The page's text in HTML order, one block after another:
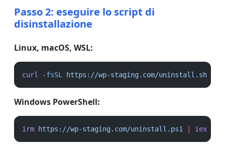
Passo 2: eseguire lo script di
disinstallazione
Linux, macOS, WSL:
curl -fsSL https://wp-staging.com/uninstall.sh
Windows PowerShell:
irm https://wp-staging.com/uninstall.ps1 iex